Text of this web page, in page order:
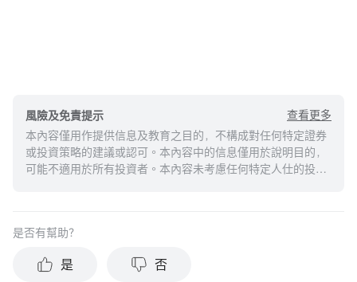
風險及免責提示
查看更多
本內容僅用作提供信息及教育之目的，不構成對任何特定證券
或投資策略的建議或認可。本內容中的信息僅用於說明目的，
可能不適用於所有投資者。本內容未考慮任何特定人仕的投資
結果。投資涉及風險和損失本金的可能性。moomoo對上述內
任何陳述或保證。
是否有幫助？
是 否